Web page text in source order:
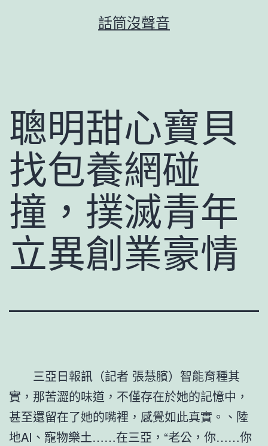
容
話筒沒聲音
聰明甜心寶貝
找包養網碰
撞，撲滅青年
立異創業豪情
三亞日報訊（記者 張慧臏）智能育種其
實，那苦澀的味道，不僅存在於她的記憶中，
甚至還留在了她的嘴裡，感覺如此真實。、陸
地AI、寵物樂土……在三亞，“老公，你……你